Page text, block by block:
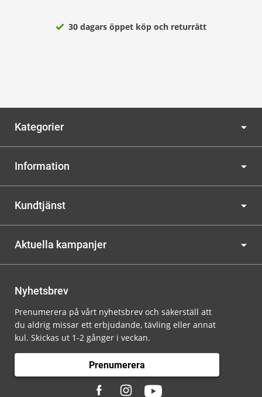
30 dagars öppet köp och returrätt
Kategorier
Information
Kundtjänst
Aktuella kampanjer
Nyhetsbrev
Prenumerera på vårt nyhetsbrev och säkerställ att
du aldrig missar ett erbjudande, tävling eller annat
kul. Skickas ut 1-2 gånger i veckan.
Prenumerera